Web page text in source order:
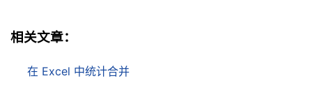
相关文章：
在 Excel 中统计合并